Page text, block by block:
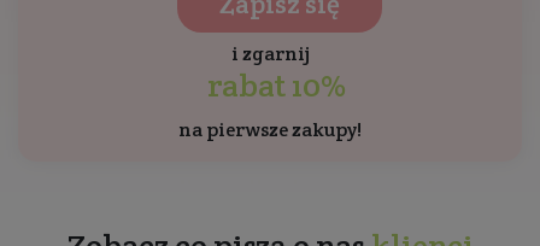
i zgarnij
rabat 10%
na pierwsze zakupy!